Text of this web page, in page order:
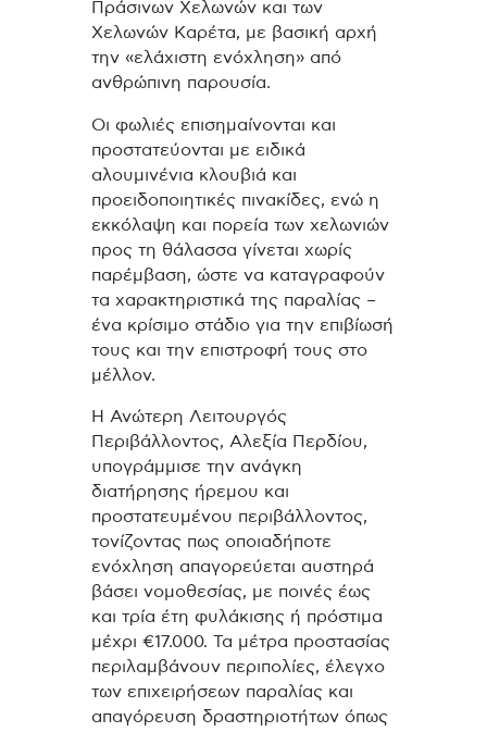
Πράσινων Χελωνών και των
Χελωνών Καρέτα, με βασική αρχή
την «ελάχιστη ενόχληση» από
ανθρώπινη παρουσία.
Οι φωλιές επισημαίνονται και
προστατεύονται με ειδικά
αλουμινένια κλουβιά και
προειδοποιητικές πινακίδες, ενώ η
εκκόλαψη και πορεία των χελωνιών
προς τη θάλασσα γίνεται χωρίς
παρέμβαση, ώστε να καταγραφούν
τα χαρακτηριστικά της παραλίας –
ένα κρίσιμο στάδιο για την επιβίωσή
τους και την επιστροφή τους στο
μέλλον.
Η Ανώτερη Λειτουργός
Περιβάλλοντος, Αλεξία Περδίου,
υπογράμμισε την ανάγκη
διατήρησης ήρεμου και
προστατευμένου περιβάλλοντος,
τονίζοντας πως οποιαδήποτε
ενόχληση απαγορεύεται αυστηρά
βάσει νομοθεσίας, με ποινές έως
και τρία έτη φυλάκισης ή πρόστιμα
μέχρι €17.000. Τα μέτρα προστασίας
περιλαμβάνουν περιπολίες, έλεγχο
των επιχειρήσεων παραλίας και
απαγόρευση δραστηριοτήτων όπως